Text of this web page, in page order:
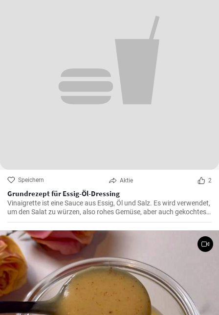
Speichern Aktie 2
Grundrezept für Essig-Öl-Dressing
Vinaigrette ist eine Sauce aus Essig, Öl und Salz. Es wird verwendet,
um den Salat zu würzen, also rohes Gemüse, aber auch gekochtes
Gemüse.